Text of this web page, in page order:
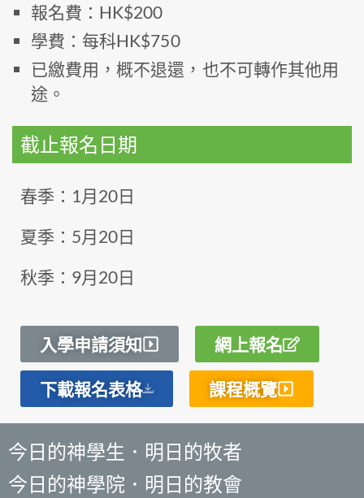
報名費：HK$200
學費：每科HK$750
已繳費用，概不退還，也不可轉作其他用
途。
截止報名日期
春季：1月20日
夏季：5月20日
秋季：9月20日
入學申請須知 網上報名
下載報名表格 課程概覽
今日的神學生．明日的牧者
今日的神學院．明日的教會